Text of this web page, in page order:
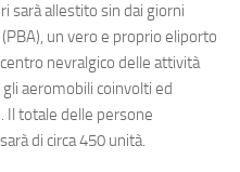
sarà allestito sin dai giorni
un vero e proprio eliporto
nevralgico delle attività
aeromobili coinvolti ed
Il totale delle persone
di circa 450 unità.